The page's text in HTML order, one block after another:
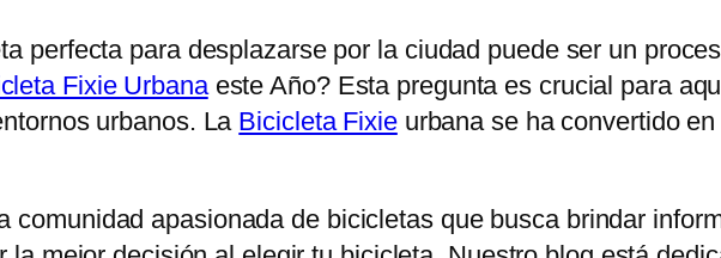
perfecta para desplazarse por la ciudad puede ser un
Fixie Urbanaeste Año? Esta pregunta es crucial para
urbanos. La Bicicleta Fixieurbana se ha convertido
comunidad apasionada de bicicletas que busca brindar